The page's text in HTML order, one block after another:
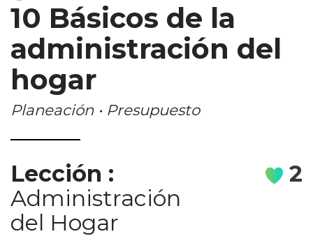
10 Básicos de la
administración del
hogar
Planeación • Presupuesto
Lección :
Administración
del Hogar
2